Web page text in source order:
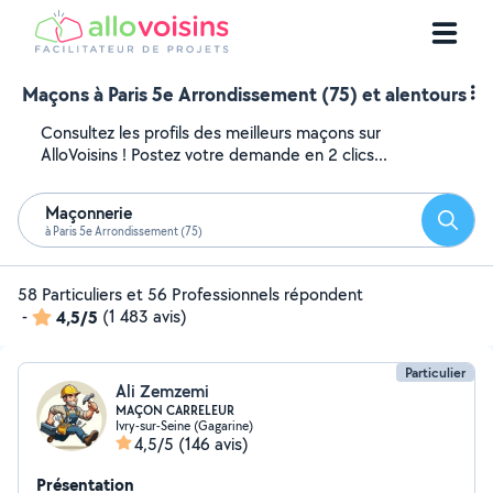
Maçons à Paris 5e Arrondissement (75) et alentours
Consultez les profils des meilleurs maçons sur
AlloVoisins ! Postez votre demande en 2 clics...
Maçonnerie
à Paris 5e Arrondissement (75)
58 Particuliers et 56 Professionnels répondent
-
4,5/5 (1 483 avis)
Particulier
Ali Zemzemi
MAÇON CARRELEUR
Ivry-sur-Seine (Gagarine)
4,5/5 (146 avis)
Présentation